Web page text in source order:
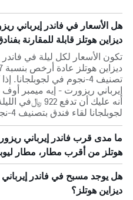
هل الأسعار في فاندر إيرباني
ديزاين هوتلز قابلة للمقارنة بفنادق 4 نجوم في
تكون الأسعار لكل ليلة في
تصنيف 4-نجوم في
إيرباني ريزورت - إيه ميمبر
أنه عليك أن
لجوبلجانا لقاء فندق بتصنيف 4-نجوم.
ما مدى قرب فاندر إيرباني
هوتلز من أقرب مطار، مطار
هل يوجد مسبح في فاندر
ديزاين هوتلز؟